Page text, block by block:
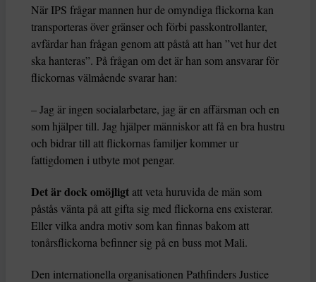
När IPS frågar mannen hur de omyndiga flickorna kan
transporteras över gränser och förbi passkontrollanter,
avfärdar han frågan genom att påstå att han ”vet hur det
ska hanteras”. På frågan om det är han som ansvarar för
flickornas välmående svarar han:
– Jag är ingen socialarbetare, jag är en affärsman och en
som hjälper till. Jag hjälper människor att få en bra hustru
och bidrar till att flickornas familjer kommer ur
fattigdomen i utbyte mot pengar.
Det är dock omöjligtatt veta huruvida de män som
påstås vänta på att gifta sig med flickorna ens existerar.
Eller vilka andra motiv som kan finnas bakom att
tonårsflickorna befinner sig på en buss mot Mali.
Den internationella organisationen Pathfinders Justice